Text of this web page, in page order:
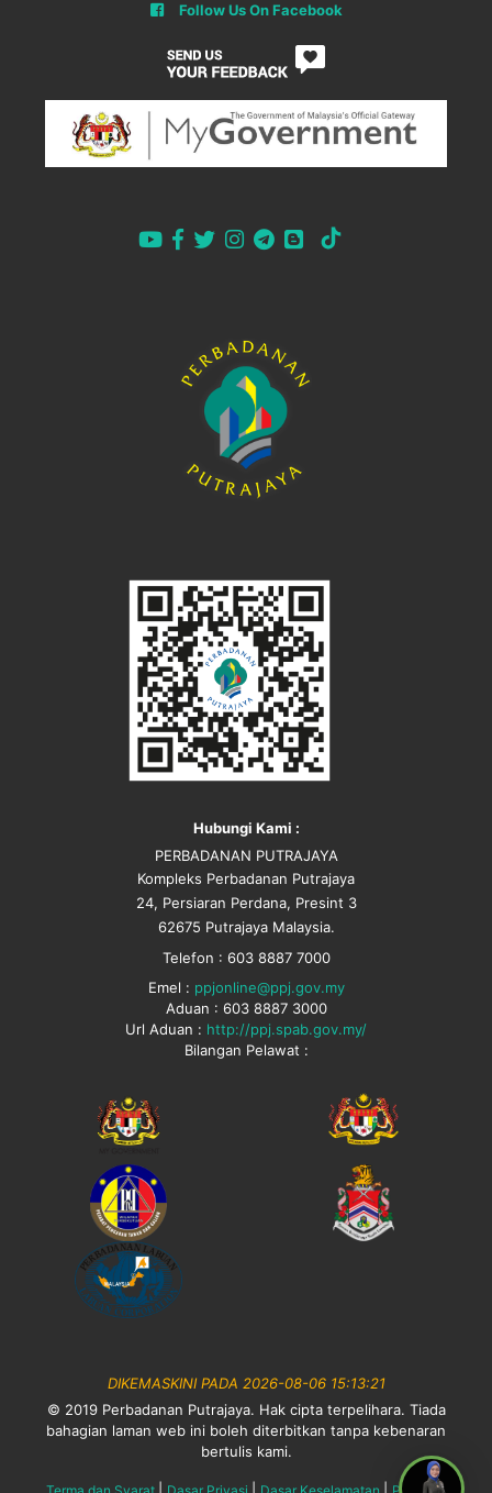
Follow Us On Facebook
Hubungi Kami :
PERBADANAN PUTRAJAYA
Kompleks Perbadanan Putrajaya
24, Persiaran Perdana, Presint 3
62675 Putrajaya Malaysia.
Telefon : 603 8887 7000
Emel : ppjonline@ppj.gov.my
Aduan : 603 8887 3000
Url Aduan : http://ppj.spab.gov.my/
Bilangan Pelawat :
DIKEMASKINI PADA 2026-08-06 15:13:21
© 2019 Perbadanan Putrajaya. Hak cipta terpelihara. Tiada
bahagian laman web ini boleh diterbitkan tanpa kebenaran
bertulis kami.